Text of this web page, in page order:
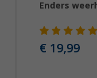
Enders
€ 19,99